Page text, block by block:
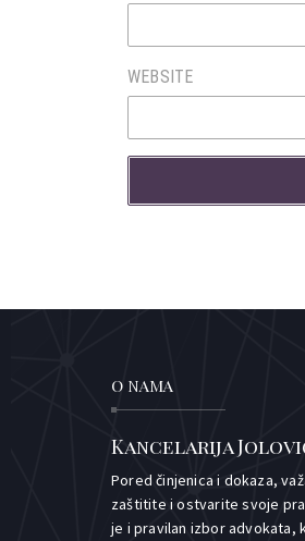
WEBSITE
O NAMA
Kancelarija
Pored činjenica i dokaza,
zaštitite i ostvarite svoje
je i pravilan izbor advokata,